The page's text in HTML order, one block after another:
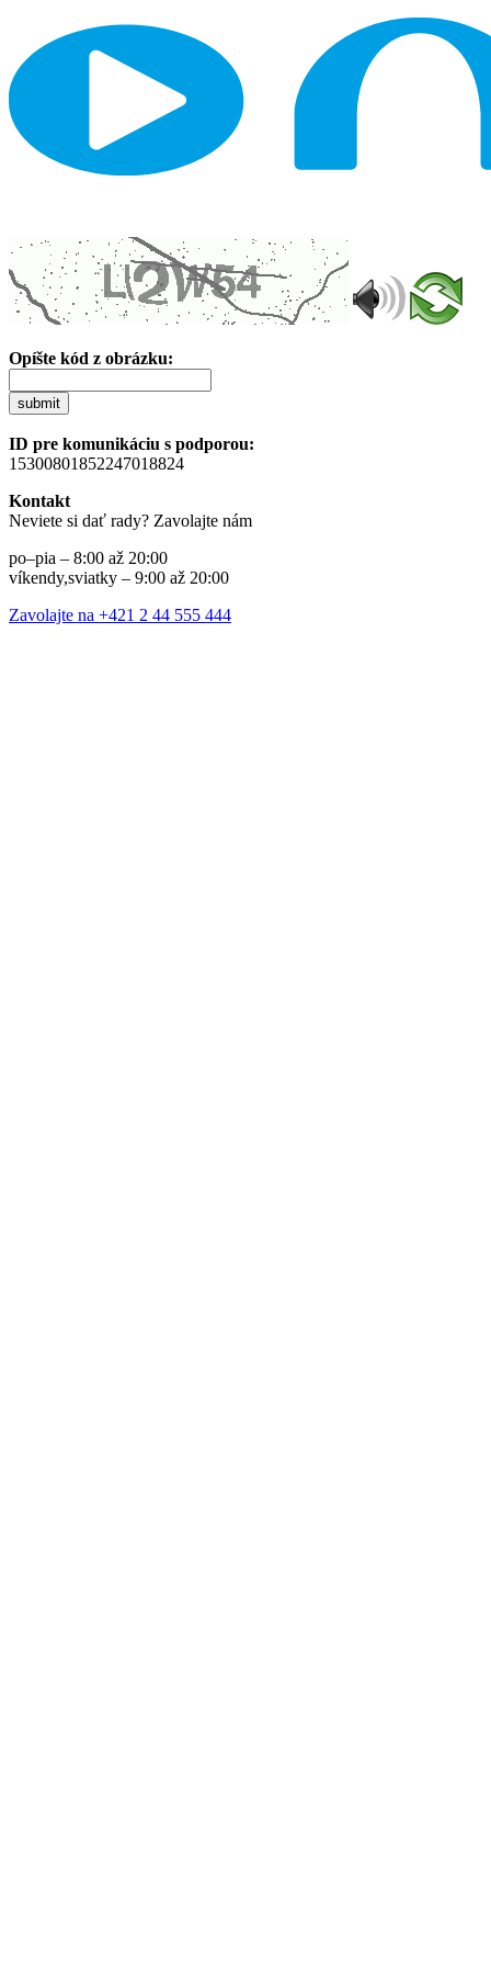
Opíšte kód z obrázku:
submit
ID pre komunikáciu s podporou:
15300801852247018824
Kontakt
Neviete si dať rady? Zavolajte nám
po–pia – 8:00 až 20:00
víkendy,sviatky – 9:00 až 20:00
Zavolajte na +421 2 44 555 444